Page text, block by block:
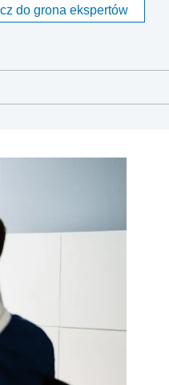
do grona ekspertów